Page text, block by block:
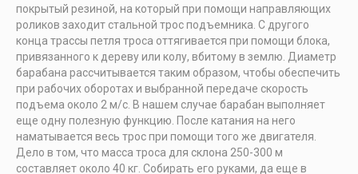
покрытый резиной, на который при помощи направляющих
роликов заходит стальной трос подъемника. С другого
конца трассы петля троса оттягивается при помощи блока,
привязанного к дереву или колу, вбитому в землю. Диаметр
барабана рассчитывается таким образом, чтобы обеспечить
при рабочих оборотах и выбранной передаче скорость
подъема около 2 м/с. В нашем случае барабан выполняет
еще одну полезную функцию. После катания на него
наматывается весь трос при помощи того же двигателя.
Дело в том, что масса троса для склона 250-300 м
составляет около 40 кг. Собирать его руками, да еще в